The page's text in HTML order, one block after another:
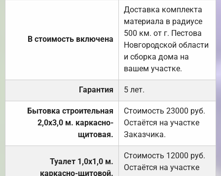
В стоимость включена
Доставка комплекта
материала в радиусе
500 км. от г. Пестова
Новгородской области
и сборка дома на
вашем участке.
Гарантия 5 лет.
Бытовка строительная
2,0х3,0 м. каркасно-
щитовая.
Стоимость 23000 руб.
Остаётся на участке
Заказчика.
Туалет 1,0х1,0 м.
каркасно-щитовой.
Стоимость 12000 руб.
Остаётся на участке